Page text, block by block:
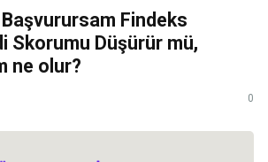
Başvurursam Findeks
Skorumu Düşürür mü,
ne olur?
0